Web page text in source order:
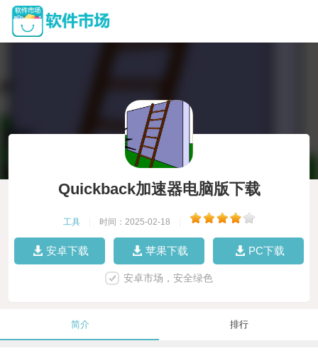
Quickback加速器电脑版下载
工具 时间：2025-02-18
安卓下载 苹果下载 PC下载
安卓市场，安全绿色
简介 排行